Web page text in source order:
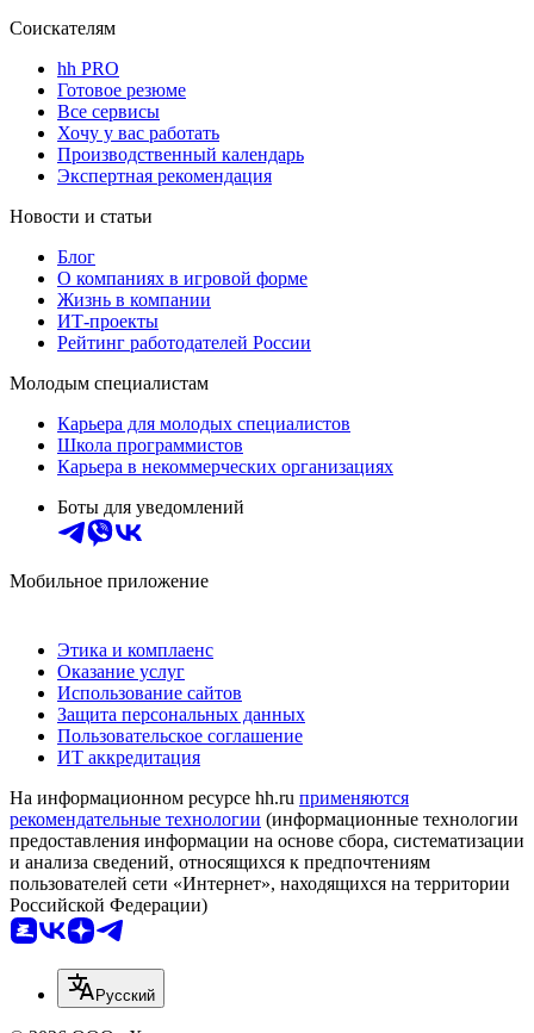
Соискателям
hh PRO
Готовое резюме
Все сервисы
Хочу у вас работать
Производственный календарь
Экспертная рекомендация
Новости и статьи
Блог
О компаниях в игровой форме
Жизнь в компании
ИТ-проекты
Рейтинг работодателей России
Молодым специалистам
Карьера для молодых специалистов
Школа программистов
Карьера в некоммерческих организациях
Боты для уведомлений
Мобильное приложение
Этика и комплаенс
Оказание услуг
Использование сайтов
Защита персональных данных
Пользовательское соглашение
ИТ аккредитация
На информационном ресурсе hh.ru применяются
рекомендательные технологии (информационные технологии
предоставления информации на основе сбора, систематизации
и анализа сведений, относящихся к предпочтениям
пользователей сети «Интернет», находящихся на территории
Российской Федерации)
Русский